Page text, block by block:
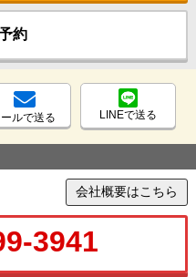
約
ールで送る LINEで送る
会社概要はこちら
3941